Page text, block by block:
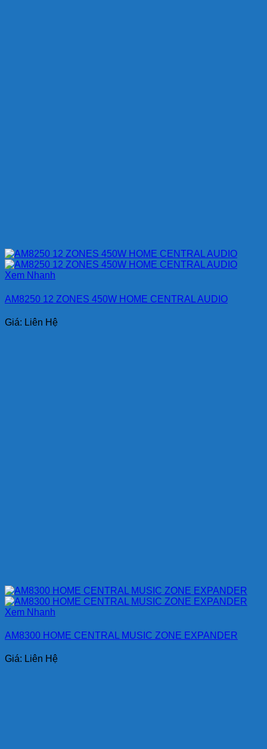
Xem Nhanh
AM8250 12 ZONES 450W HOME CENTRAL AUDIO
Giá: Liên Hệ
Xem Nhanh
AM8300 HOME CENTRAL MUSIC ZONE EXPANDER
Giá: Liên Hệ